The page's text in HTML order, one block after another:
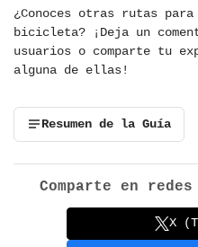
¿Conoces otras rutas
bicicleta? ¡Deja un
usuarios o comparte tu
alguna de ellas!
Resumen de la Guía
Comparte en
X